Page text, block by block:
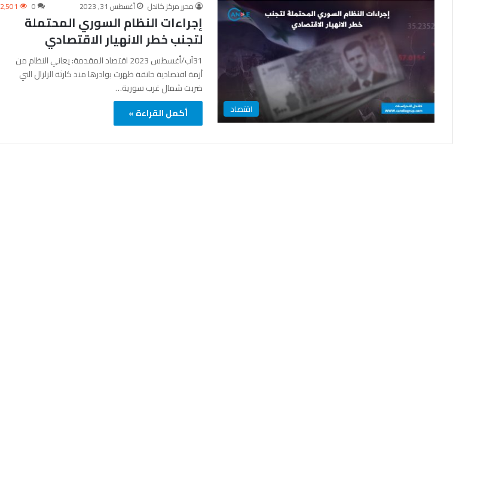
اقتصاد
محرر مركز كاندل أغسطس 31, 2023 0 2٬501
إجراءات النظام السوري المحتملة
لتجنب خطر الانهيار الاقتصادي
31آب/أغسطس 2023 اقتصاد المقدمة: يعاني النظام من
أزمة اقتصادية خانقة ظهرت بوادرها منذ كارثة الزلزال التي
ضربت شمال غرب سورية…
أكمل القراءة »